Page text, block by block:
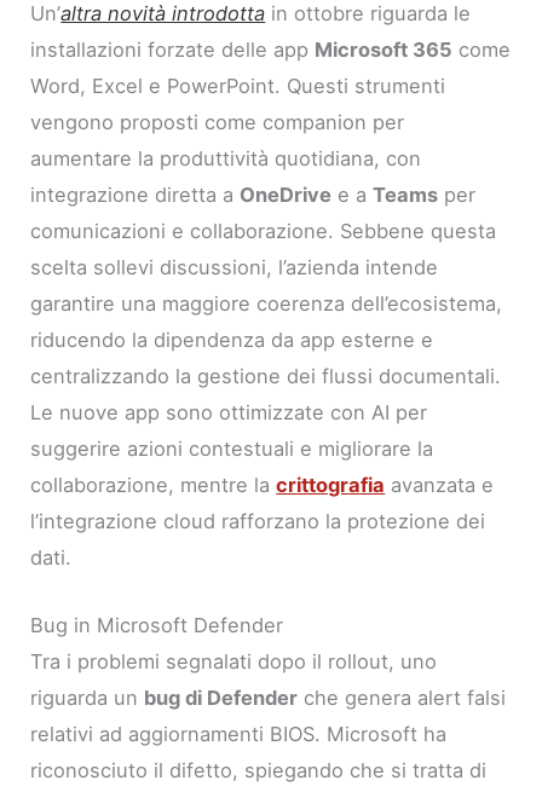
Un’altra novità introdotta in ottobre riguarda le
installazioni forzate delle app Microsoft 365 come
Word, Excel e PowerPoint. Questi strumenti
vengono proposti come companion per
aumentare la produttività quotidiana, con
integrazione diretta a OneDrive e aTeams per
comunicazioni e collaborazione. Sebbene questa
scelta sollevi discussioni, l’azienda intende
garantire una maggiore coerenza dell’ecosistema,
riducendo la dipendenza da app esterne e
centralizzando la gestione dei flussi documentali.
Le nuove app sono ottimizzate con AI per
suggerire azioni contestuali e migliorare la
collaborazione, mentre lacrittografia avanzata e
l’integrazione cloud rafforzano la protezione dei
dati.
Bug in Microsoft Defender
Tra i problemi segnalati dopo il rollout, uno
riguarda un bug di Defender che genera alert falsi
relativi ad aggiornamenti BIOS. Microsoft ha
riconosciuto il difetto, spiegando che si tratta di